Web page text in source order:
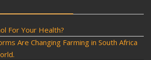
For Your Health?
Are Changing Farming in South Africa